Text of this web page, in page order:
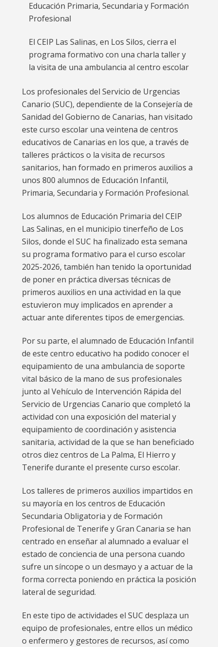
Educación Primaria, Secundaria y Formación
Profesional
El CEIP Las Salinas, en Los Silos, cierra el
programa formativo con una charla taller y
la visita de una ambulancia al centro escolar
Los profesionales del Servicio de Urgencias
Canario (SUC), dependiente de la Consejería de
Sanidad del Gobierno de Canarias, han visitado
este curso escolar una veintena de centros
educativos de Canarias en los que, a través de
talleres prácticos o la visita de recursos
sanitarios, han formado en primeros auxilios a
unos 800 alumnos de Educación Infantil,
Primaria, Secundaria y Formación Profesional.
Los alumnos de Educación Primaria del CEIP
Las Salinas, en el municipio tinerfeño de Los
Silos, donde el SUC ha finalizado esta semana
su programa formativo para el curso escolar
2025-2026, también han tenido la oportunidad
de poner en práctica diversas técnicas de
primeros auxilios en una actividad en la que
estuvieron muy implicados en aprender a
actuar ante diferentes tipos de emergencias.
Por su parte, el alumnado de Educación Infantil
de este centro educativo ha podido conocer el
equipamiento de una ambulancia de soporte
vital básico de la mano de sus profesionales
junto al Vehículo de Intervención Rápida del
Servicio de Urgencias Canario que completó la
actividad con una exposición del material y
equipamiento de coordinación y asistencia
sanitaria, actividad de la que se han beneficiado
otros diez centros de La Palma, El Hierro y
Tenerife durante el presente curso escolar.
Los talleres de primeros auxilios impartidos en
su mayoría en los centros de Educación
Secundaria Obligatoria y de Formación
Profesional de Tenerife y Gran Canaria se han
centrado en enseñar al alumnado a evaluar el
estado de conciencia de una persona cuando
sufre un síncope o un desmayo y a actuar de la
forma correcta poniendo en práctica la posición
lateral de seguridad.
En este tipo de actividades el SUC desplaza un
equipo de profesionales, entre ellos un médico
o enfermero y gestores de recursos, así como